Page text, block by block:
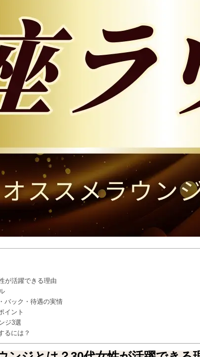
が活躍できる理由
バック・待遇の実情
イント
ジ3選
るには？